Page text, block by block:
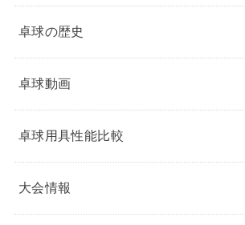
卓球の歴史
卓球動画
卓球用具性能比較
大会情報